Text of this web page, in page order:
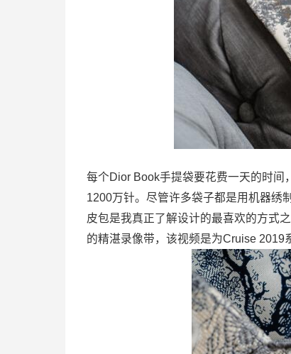
每个Dior Book手提袋要花费一天的时间
1200万针。尽管许多袋子都是用机器绣
皮包是我真正了解设计的最喜欢的方式
的精湛录像带，该视频是为Cruise 2019